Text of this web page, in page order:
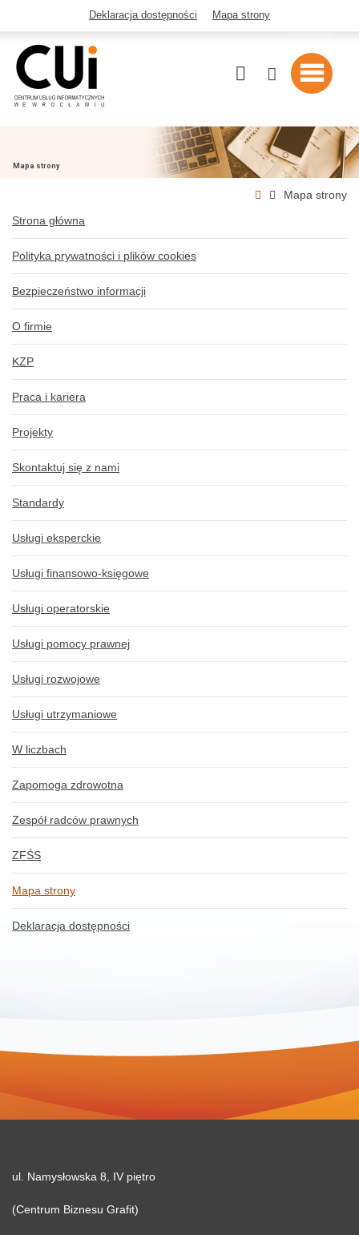
Deklaracja dostępności Mapa strony
Szukaj
Mapa strony
StronaMapa strony
Strona główna
Polityka prywatności i plików cookies
Bezpieczeństwo informacji
O firmie
KZP
Praca i kariera
Projekty
Skontaktuj się z nami
Standardy
Usługi eksperckie
Usługi finansowo-księgowe
Usługi operatorskie
Usługi pomocy prawnej
Usługi rozwojowe
Usługi utrzymaniowe
W liczbach
Zapomoga zdrowotna
Zespół radców prawnych
ZFŚS
Mapa strony
Deklaracja dostępności
ul. Namysłowska 8, IV piętro
(Centrum Biznesu Grafit)